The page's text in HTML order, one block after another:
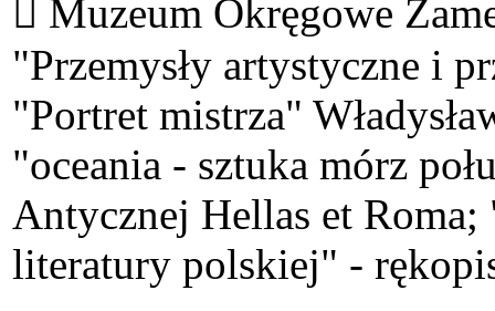
 Muzeum Okręgowe
"Przemysły artystyczne i
"Portret mistrza"
"oceania - sztuka mórz
Antycznej Hellas et Roma;
literatury polskiej" -